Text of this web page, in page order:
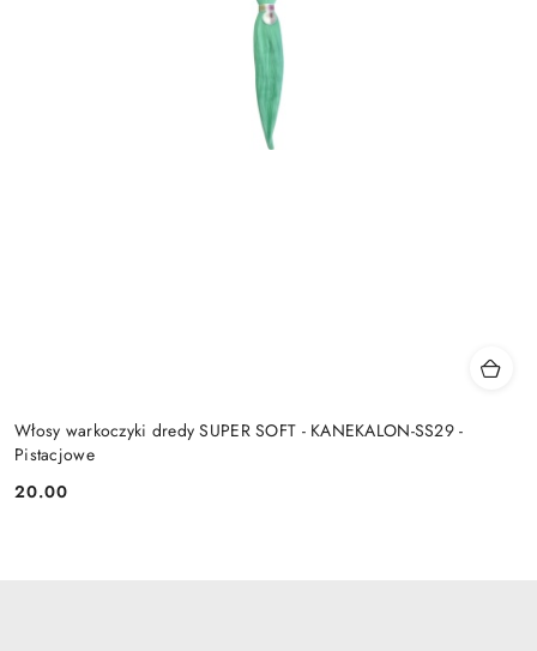
Włosy warkoczyki dredy SUPER SOFT - KANEKALON-SS29 -
Pistacjowe
Cena:
20.00